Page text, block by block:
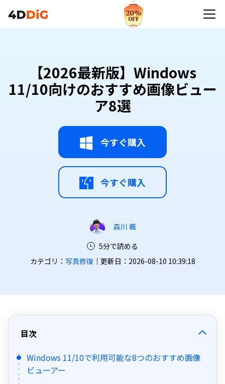
【2026最新版】Windows
11/10向けのおすすめ画像ビュー
ア8選
今すぐ購入
今すぐ購入
森川 颯
5分で読める
カテゴリ： 写真修復｜更新日：2026-08-10 10:39:18
目次
Windows 11/10で利用可能な8つのおすすめ画像
ビューアー